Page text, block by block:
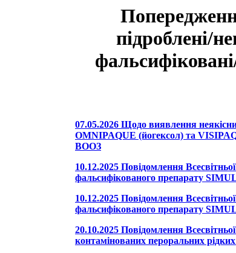
підроблені/
07.05.2026 Щодо виявлення
OMNIPAQUE (йогексол) та
ВООЗ
10.12.2025 Повідомлення
фальсифікованого препарату
10.12.2025 Повідомлення
фальсифікованого препарату
20.10.2025 Повідомлення
контамінованих пероральних рідких